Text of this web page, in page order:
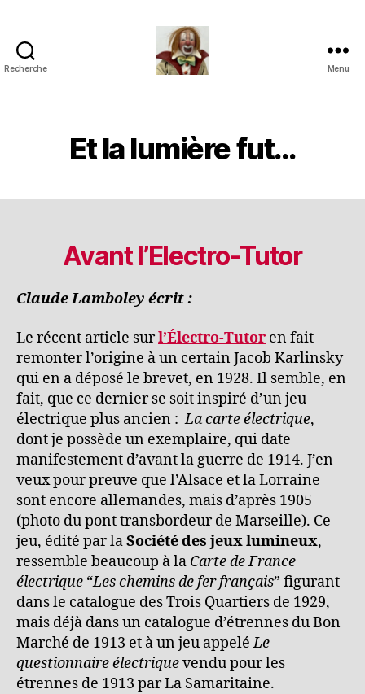
Recherche
Collection
Menu
Et la lumière fut…
Avant l’Electro-Tutor
Claude Lamboley écrit :
Le récent article surl’Électro-Tutor en fait
remonter l’origine à un certain Jacob Karlinsky
qui en a déposé le brevet, en 1928. Il semble, en
fait, que ce dernier se soit inspiré d’un jeu
électrique plus ancien :La carte électrique,
dont je possède un exemplaire, qui date
manifestement d’avant la guerre de 1914. J’en
veux pour preuve que l’Alsace et la Lorraine
sont encore allemandes, mais d’après 1905
(photo du pont transbordeur de Marseille). Ce
jeu, édité par laSociété des jeux lumineux,
ressemble beaucoup à la Carte de France
électrique “Les chemins de fer français” figurant
dans le catalogue des Trois Quartiers de 1929,
mais déjà dans un catalogue d’étrennes du Bon
Marché de 1913 et à un jeu appeléLe
questionnaire électriquevendu pour les
étrennes de 1913 par La Samaritaine.